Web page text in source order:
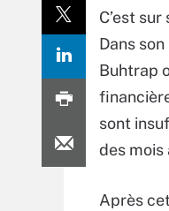
C’est
Dans
Buhtrap
sont
des mois
Après